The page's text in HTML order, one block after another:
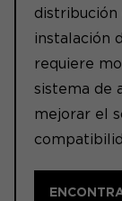
distribución
instalación
requiere
sistema de
mejorar el